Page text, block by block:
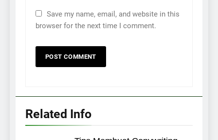
Save my name, email, and website in this
browser for the next time I comment.
Related Info